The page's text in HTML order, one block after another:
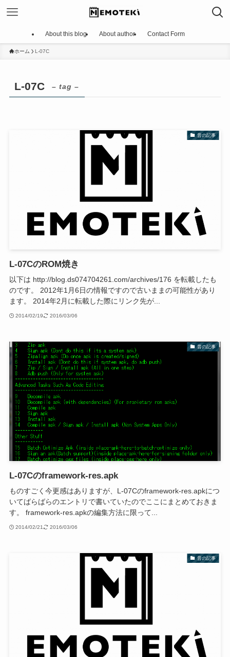
About this blog About author Contact Form
ホーム L-07C
L-07C – tag –
昔の記事
L-07CのROM焼き
以下は http://blog.ds074704261.com/archives/176 を転載したも
のです。 2012年1月6日の情報ですので古いままの可能性があり
ます。 2014年2月に転載した際にリンク先が...
2014/02/19 2016/03/06
昔の記事
L-07Cのframework-res.apk
ものすごく今更感はありますが、L-07Cのframework-res.apkにつ
いてばらばらのエントリで書いていたのでここにまとめておきま
す。 framework-res.apkの編集方法に限って...
2014/02/21 2016/03/06
昔の記事